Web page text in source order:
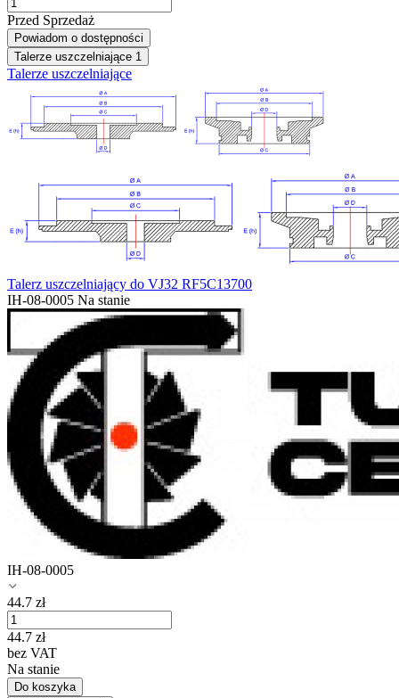
Przed Sprzedaż
Powiadom o dostępności
Talerze uszczelniające 1
Talerze uszczelniające
Talerz uszczelniający do VJ32 RF5C13700
IH-08-0005 Na stanie
IH-08-0005
44.7 zł
44.7 zł
bez VAT
Na stanie
Do koszyka